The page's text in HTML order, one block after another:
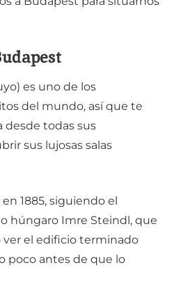
es uno de los
del mundo, así que te
desde todas sus
sus lujosas salas
1885, siguiendo el
húngaro Imre Steindl, que
ver el edificio terminado
poco antes de que lo